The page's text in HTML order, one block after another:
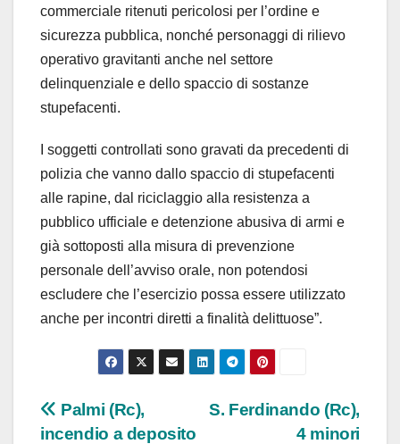
commerciale ritenuti pericolosi per l’ordine e
sicurezza pubblica, nonché personaggi di rilievo
operativo gravitanti anche nel settore
delinquenziale e dello spaccio di sostanze
stupefacenti.
I soggetti controllati sono gravati da precedenti di
polizia che vanno dallo spaccio di stupefacenti
alle rapine, dal riciclaggio alla resistenza a
pubblico ufficiale e detenzione abusiva di armi e
già sottoposti alla misura di prevenzione
personale dell’avviso orale, non potendosi
escludere che l’esercizio possa essere utilizzato
anche per incontri diretti a finalità delittuose”.
Navigazione
S. Ferdinando (Rc),
4 minori
Palmi (Rc),
incendio a deposito